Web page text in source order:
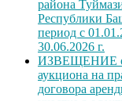
района
Республики
период с
30.06.2026 г.
ИЗВЕЩЕНИЕ о
аукциона на
договора